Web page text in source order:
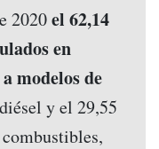
2020el 62,14
en
modelos de
y el 29,55